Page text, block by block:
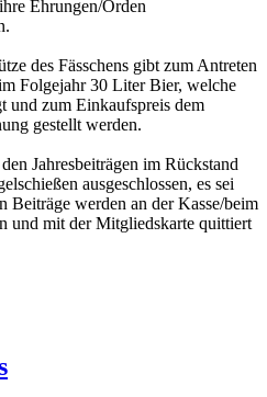
Ehrungen/Orden
des Fässchens gibt zum Antreten
Folgejahr 30 Liter Bier, welche
und zum Einkaufspreis dem
gestellt werden.
Jahresbeiträgen im Rückstand
ausgeschlossen, es sei
Beiträge werden an der Kasse/beim
und mit der Mitgliedskarte quittiert